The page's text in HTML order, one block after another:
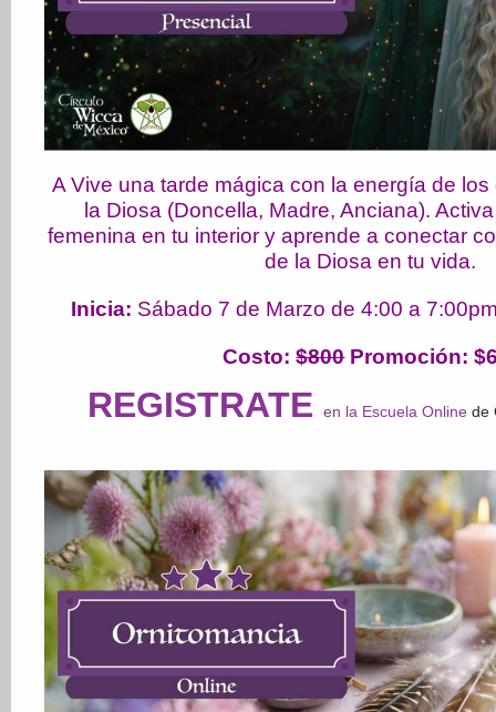
A Vive una tarde mágica con la energía de
la Diosa (Doncella, Madre, Anciana).
femenina en tu interior y aprende a conectar
de la Diosa en tu vida.
Inicia: Sábado 7 de Marzo de 4:00 a
Costo:$800Promoción:
REGISTRATE en la Escuela Onlinede